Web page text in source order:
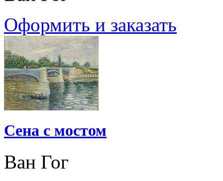
Оформить и заказать
Сена с мостом
Ван Гог